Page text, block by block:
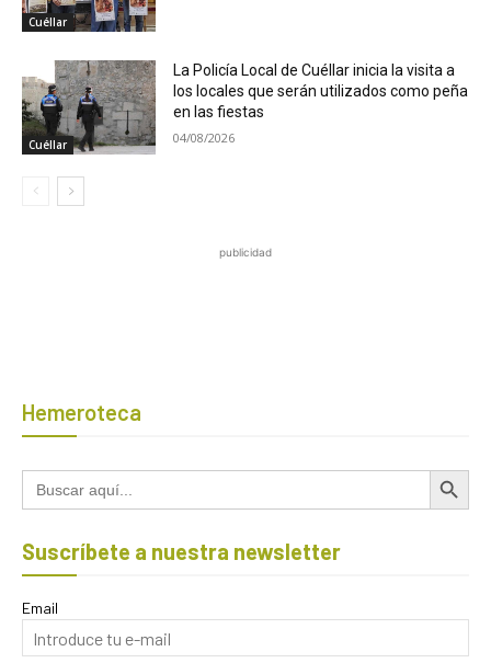
Cuéllar
Cuéllar
La Policía Local de Cuéllar inicia la visita a
los locales que serán utilizados como peña
en las fiestas
04/08/2026
publicidad
Hemeroteca
Buscar: Botón de
Suscríbete a nuestra newsletter
Email